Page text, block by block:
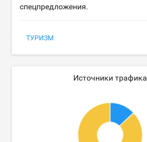
спецпредложения.
ТУРИЗМ
Источники трафика